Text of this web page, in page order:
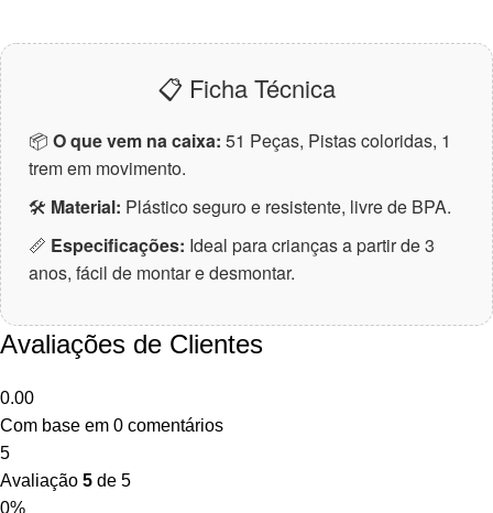
📋 Ficha Técnica
📦 O que vem na caixa: 51 Peças, Pistas coloridas, 1
trem em movimento.
🛠 Material: Plástico seguro e resistente, livre de BPA.
📏 Especificações: Ideal para crianças a partir de 3
anos, fácil de montar e desmontar.
Avaliações de Clientes
0.00
Com base em 0 comentários
5
Avaliação 5 de 5
0%